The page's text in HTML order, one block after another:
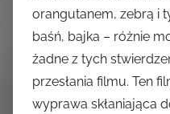
orangutanem, zebrą i
baśń, bajka – różnie
żadne z tych
przesłania filmu. Ten
wyprawa skłaniająca